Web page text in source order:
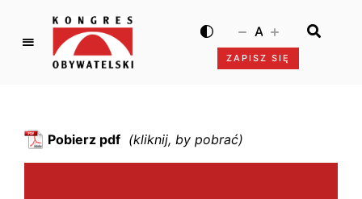
K
g
ZAPISZ SIĘ
A
Pobierz pdf